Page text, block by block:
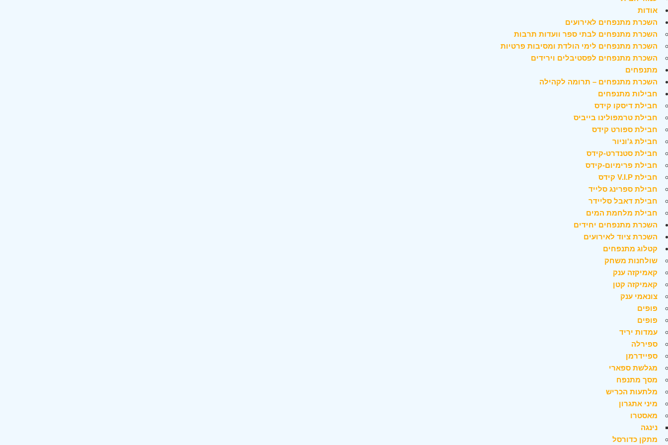
אודות
השכרת מתנפחים לאירועים
השכרת מתנפחים לבתי ספר וועדות תרבות
השכרת מתנפחים לימי הולדת ומסיבות פרטיות
השכרת מתנפחים לפסטיבלים וירידים
מתנפחים
השכרת מתנפחים – תרומה לקהילה
חבילות מתנפחים
חבילת דיסקו קידס
חבילת טרמפולינו בייביס
חבילת ספורט קידס
חבילת ג'וניור
חבילת סטנדרט-קידס
חבילת פרימיום-קידס
חבילת V.I.P קידס
חבילת ספרינג סלייד
חבילת דאבל סליידר
חבילת מלחמת המים
השכרת מתנפחים יחידים
השכרת ציוד לאירועים
קטלוג מתנפחים
שולחנות משחק
קאמיקזה ענק
קאמיקזה קטן
צונאמי ענק
פופים
פופים
עמדות יריד
ספירלה
ספיידרמן
מגלשת ספארי
מסך מתנפח
מלתעות הכריש
מיני אתגרון
מאסטרו
נינגה
מתקן כדורסל